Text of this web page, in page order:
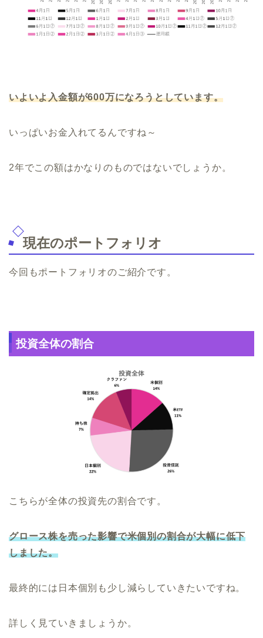
いよいよ入金額が600万になろうとしています。
いっぱいお金入れてるんですね～
2年でこの額はかなりのものではないでしょうか。
現在のポートフォリオ
今回もポートフォリオのご紹介です。
投資全体の割合
こちらが全体の投資先の割合です。
グロース株を売った影響で米個別の割合が大幅に低下
しました。
最終的には日本個別も少し減らしていきたいですね。
詳しく見ていきましょうか。